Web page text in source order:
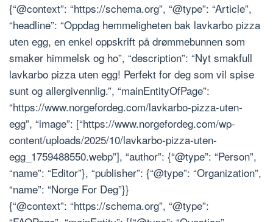
{“@context”: “https://schema.org”, “@type”: “Article”,
“headline”: “Oppdag hemmeligheten bak lavkarbo pizza
uten egg, en enkel oppskrift på drømmebunnen som
smaker himmelsk og ho”, “description”: “Nyt smakfull
lavkarbo pizza uten egg! Perfekt for deg som vil spise
sunt og allergivennlig.”, “mainEntityOfPage”:
“https://www.norgefordeg.com/lavkarbo-pizza-uten-
egg”, “image”: [“https://www.norgefordeg.com/wp-
content/uploads/2025/10/lavkarbo-pizza-uten-
egg_1759488550.webp”], “author”: {“@type”: “Person”,
“name”: “Editor”}, “publisher”: {“@type”: “Organization”,
“name”: “Norge For Deg”}}
{“@context”: “https://schema.org”, “@type”: